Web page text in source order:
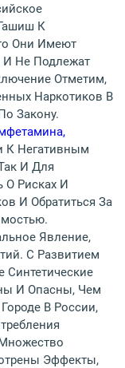
К
Они Имеют
И Не Подлежат
Отметим,
Наркотиков В
Закону.
К Негативным
И Для
О Рисках И
И Обратиться За
Явление,
С Развитием
И Опасны, Чем
В России,
Эффекты,